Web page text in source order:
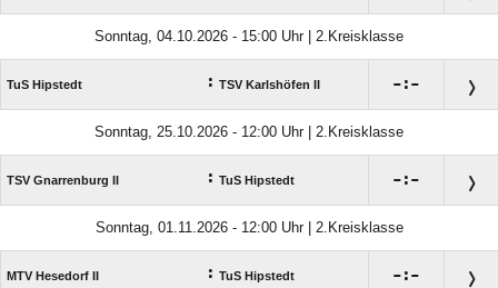
Sonntag, 04.10.2026 - 15:00 Uhr | 2.Kreisklasse
TuS Hipstedt : TSV Karlshöfen II :
Sonntag, 25.10.2026 - 12:00 Uhr | 2.Kreisklasse
TSV Gnarrenburg II : TuS Hipstedt :
Sonntag, 01.11.2026 - 12:00 Uhr | 2.Kreisklasse
MTV Hesedorf II : TuS Hipstedt :